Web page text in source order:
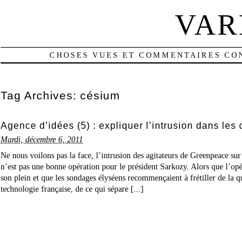
CHOSES VUES ET COMMENTAIRES
Tag Archives: césium
Agence d’idées (5) : expliquer l’intrusion dans les
Mardi, décembre 6, 2011
Ne nous voilons pas la face, l’intrusion des agitateurs de Greenpeace
n’est pas une bonne opération pour le président Sarkozy. Alors que
son plein et que les sondages élyséens recommençaient à frétiller de la
technologie française, de ce qui sépare [...]